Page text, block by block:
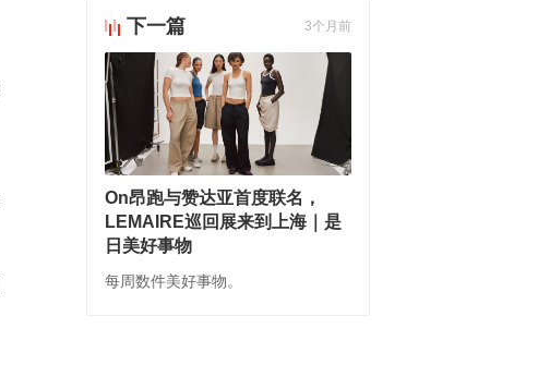
下一篇 3个月前
On昂跑与赞达亚首度联名，
LEMAIRE巡回展来到上海｜是
日美好事物
每周数件美好事物。